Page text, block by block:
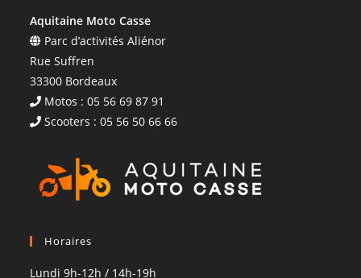
Aquitaine Moto Casse
Parc d’activités Aliénor
Rue Suffren
33300 Bordeaux
Motos : 05 56 69 87 91
Scooters : 05 56 50 66 66
Horaires
Lundi 9h-12h / 14h-19h